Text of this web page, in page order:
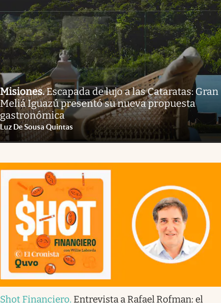
Misiones.Escapada de lujo a las Cataratas: Gran
Meliá Iguazú presentó su nueva propuesta
gastronómica
Luz De Sousa Quintas
Shot Financiero. Entrevista a Rafael Rofman: el